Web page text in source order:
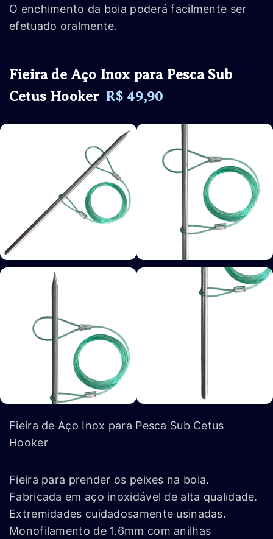
O enchimento da boia poderá facilmente ser
efetuado oralmente.
Fieira de Aço Inox para Pesca Sub
Cetus Hooker R$ 49,90
Fieira de Aço Inox para Pesca Sub Cetus
Hooker
Fieira para prender os peixes na boia.
Fabricada em aço inoxidável de alta qualidade.
Extremidades cuidadosamente usinadas.
Monofilamento de 1.6mm com anilhas